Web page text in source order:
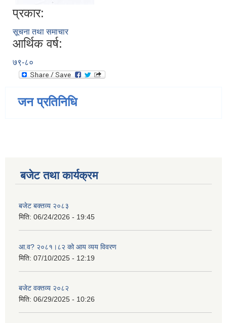
प्रकार:
सूचना तथा समाचार
आर्थिक वर्ष:
७९-८०
जन प्रतिनिधि
बजेट तथा कार्यक्रम
बजेट बक्तव्य २०८३
मिति: 06/24/2026 - 19:45
आ.व? २०८१।८२ को आय व्यय विवरण
मिति: 07/10/2025 - 12:19
बजेट वक्तव्य २०८२
मिति: 06/29/2025 - 10:26